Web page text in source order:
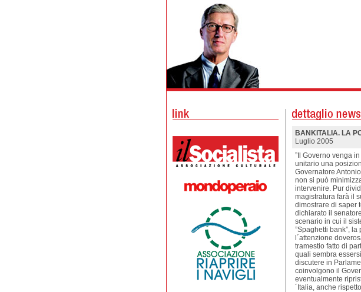
BANKITALIA. LA
Luglio 2005
”Il Governo venga
unitario una
Governatore
non si può
intervenire. Pur
magistratura farà il
dimostrare di saper
dichiarato il
scenario in cui il
”Spaghetti bank”,
l´attenzione
tramestio fatto di
quali sembra
discutere in
coinvolgono il
eventualmente
´Italia, anche